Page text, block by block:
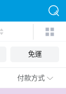
免運
付款方式